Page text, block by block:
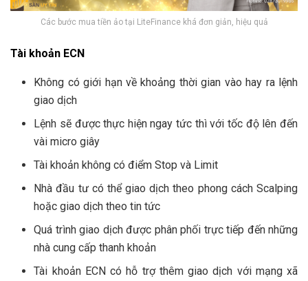
Các bước mua tiền ảo tại LiteFinance khá đơn giản, hiệu quả
Tài khoản ECN
Không có giới hạn về khoảng thời gian vào hay ra lệnh
giao dịch
Lệnh sẽ được thực hiện ngay tức thì với tốc độ lên đến
vài micro giây
Tài khoản không có điểm Stop và Limit
Nhà đầu tư có thể giao dịch theo phong cách Scalping
hoặc giao dịch theo tin tức
Quá trình giao dịch được phân phối trực tiếp đến những
nhà cung cấp thanh khoản
Tài khoản ECN có hỗ trợ thêm giao dịch với mạng xã